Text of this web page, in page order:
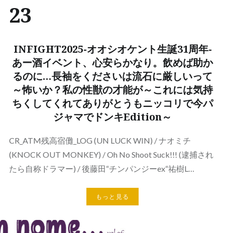
23
INFIGHT2025-オオシオケント生誕31周年-
あー酒イベント、心安らかなり。飲めば助か
るのに…長袖をくださいは流石に厳しいって
～怖いか？私の性獣の才能が～これには気持
ちくしてくれてありがとうもニッコリで今パ
ジャマでドンキEdition～
CR_ATM残高宿儺_LOG (UN LUCK WIN) / ナオミチ
(KNOCK OUT MONKEY) / Oh No Shoot Suck!!! (逮捕され
たら自称ドラマー) / 後藤田“チンパンジーex“祐樹L…
もっと見る